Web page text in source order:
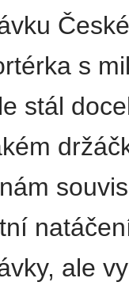
s
stál
ale